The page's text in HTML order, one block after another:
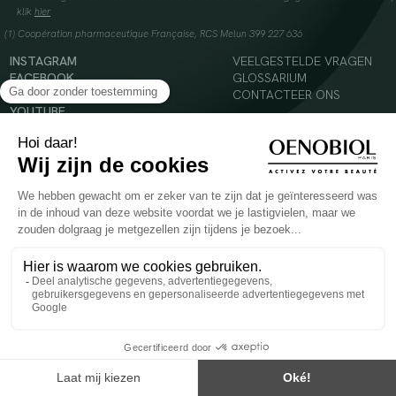
klik hier
(1) Coopération pharmaceutique Française, RCS Melun 399 227 636
INSTAGRAM
FACEBOOK
TIKTOK
YOUTUBE
VEELGESTELDE VRAGEN
GLOSSARIUM
CONTACTEER ONS
Voedingssupplement dat moet worden geconsumeerd als onderdeel van een gevarieerde,
evenwichtige voeding en een gezonde levensstijl. Aanbevolen dagelijkse dosis niet
overschrijden. Enkel voor volwassenen, buiten het bereik van kinderen houden.